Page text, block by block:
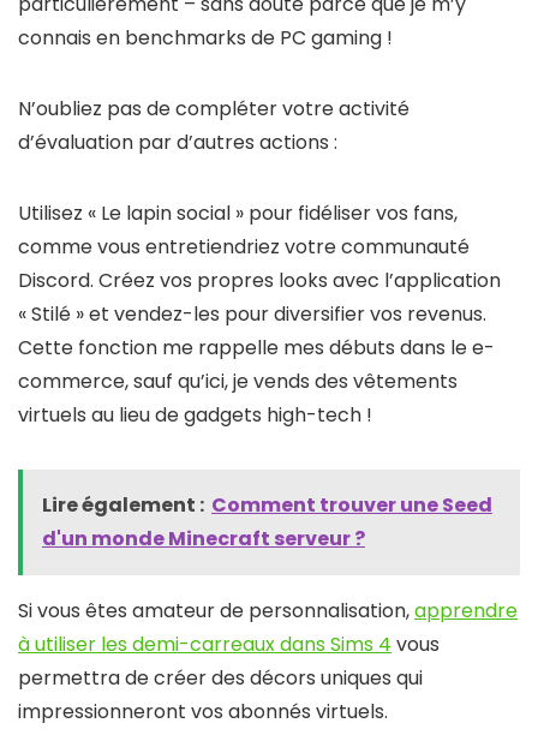
connais en benchmarks de PC gaming !
N’oubliez pas de compléter votre activité
d’évaluation par d’autres actions :
Utilisez « Le lapin social » pour fidéliser vos fans,
comme vous entretiendriez votre communauté
Discord. Créez vos propres looks avec l’application
« Stilé » et vendez-les pour diversifier vos revenus.
Cette fonction me rappelle mes débuts dans le e-
commerce, sauf qu’ici, je vends des vêtements
virtuels au lieu de gadgets high-tech !
Lire également : Comment trouver une Seed
d'un monde Minecraft serveur​ ?
Si vous êtes amateur de personnalisation,apprendre
à utiliser les demi-carreaux dans Sims 4 vous
permettra de créer des décors uniques qui
impressionneront vos abonnés virtuels.